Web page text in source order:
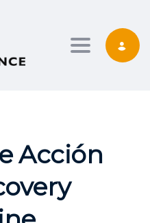
Toggle
Acción